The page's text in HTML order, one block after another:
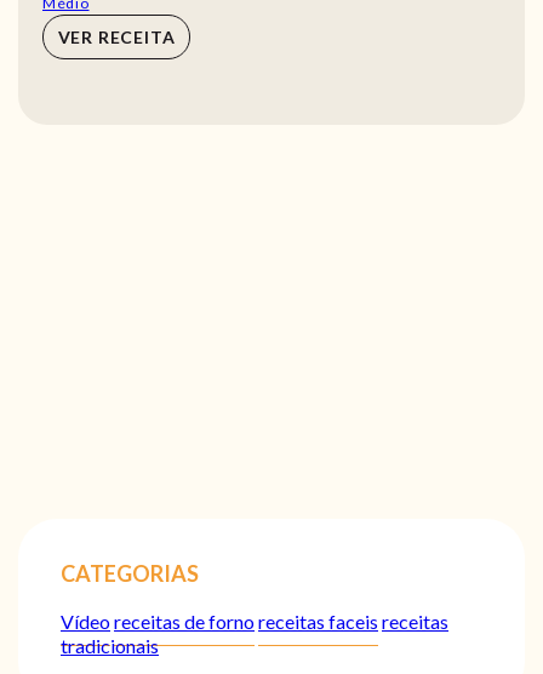
VER RECEITA
CATEGORIAS
Vídeoreceitas de fornoreceitas faceis receitas
tradicionais